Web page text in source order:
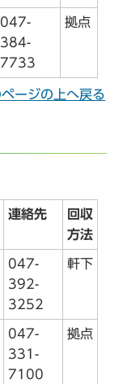
047-
384-
7733
拠点
ページの上へ戻る
連絡先
回収
方法
047-
392-
3252
軒下
047-
331-
7100
拠点